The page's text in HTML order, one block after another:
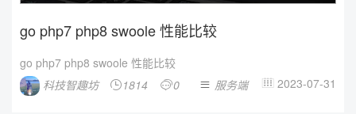
go php7 php8 swoole 性能比较
go php7 php8 swoole 性能比较
科技智趣坊
1814 0  服务端  2023-07-31